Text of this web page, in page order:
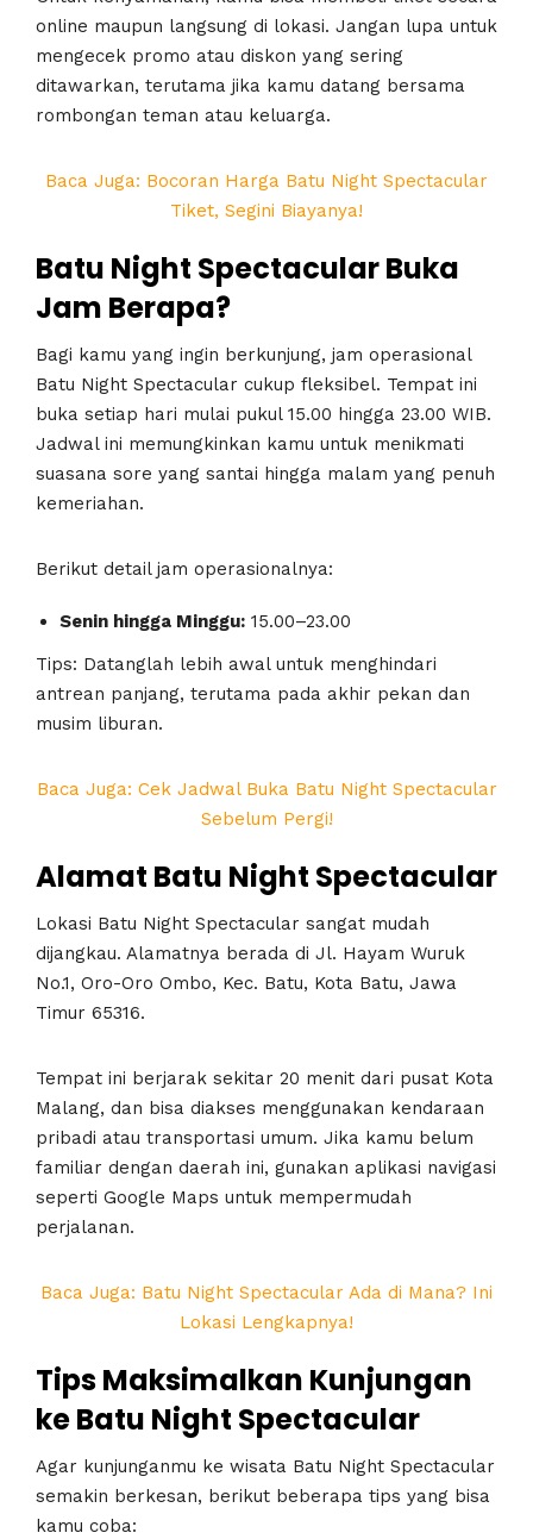
online maupun langsung di lokasi. Jangan lupa untuk
mengecek promo atau diskon yang sering
ditawarkan, terutama jika kamu datang bersama
rombongan teman atau keluarga.
Baca Juga: Bocoran Harga Batu Night Spectacular
Tiket, Segini Biayanya!
Batu Night Spectacular Buka
Jam Berapa?
Bagi kamu yang ingin berkunjung, jam operasional
Batu Night Spectacular cukup fleksibel. Tempat ini
buka setiap hari mulai pukul 15.00 hingga 23.00 WIB.
Jadwal ini memungkinkan kamu untuk menikmati
suasana sore yang santai hingga malam yang penuh
kemeriahan.
Berikut detail jam operasionalnya:
Senin hingga Minggu: 15.00–23.00
Tips: Datanglah lebih awal untuk menghindari
antrean panjang, terutama pada akhir pekan dan
musim liburan.
Baca Juga: Cek Jadwal Buka Batu Night Spectacular
Sebelum Pergi!
Alamat Batu Night Spectacular
Lokasi Batu Night Spectacular sangat mudah
dijangkau. Alamatnya berada di Jl. Hayam Wuruk
No.1, Oro-Oro Ombo, Kec. Batu, Kota Batu, Jawa
Timur 65316.
Tempat ini berjarak sekitar 20 menit dari pusat Kota
Malang, dan bisa diakses menggunakan kendaraan
pribadi atau transportasi umum. Jika kamu belum
familiar dengan daerah ini, gunakan aplikasi navigasi
seperti Google Maps untuk mempermudah
perjalanan.
Baca Juga: Batu Night Spectacular Ada di Mana? Ini
Lokasi Lengkapnya!
Tips Maksimalkan Kunjungan
ke Batu Night Spectacular
Agar kunjunganmu ke wisata Batu Night Spectacular
semakin berkesan, berikut beberapa tips yang bisa
kamu coba: